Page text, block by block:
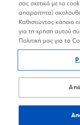
Προσωπικά
σας σχετικά με τα
απαραίτητα)
Καθιστώντας κάποιο
για τη χρήση αυτού
Πολιτική μας για τα